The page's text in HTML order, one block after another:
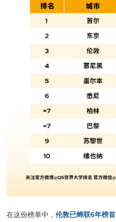
在这份榜单中，伦敦已蝉联6年榜首